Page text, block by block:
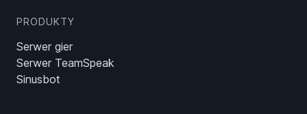
PRODUKTY
Serwer gier
Serwer TeamSpeak
Sinusbot